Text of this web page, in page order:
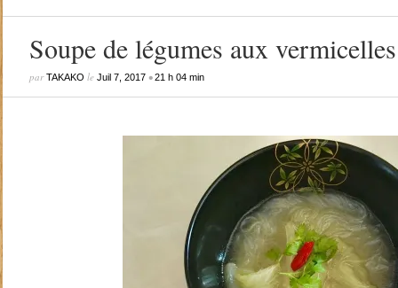
Soupe de légumes aux vermicelles
parTAKAKO le Juil 7, 2017•21 h 04 min